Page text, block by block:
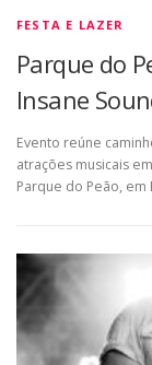
FESTA E LAZER
Parque do
Insane
Evento reúne
atrações musicais
Parque do Peão, em